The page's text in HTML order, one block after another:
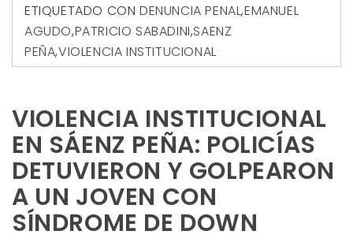
ETIQUETADO CON DENUNCIA PENAL,EMANUEL
AGUDO,PATRICIO SABADINI,SAENZ
PEÑA,VIOLENCIA INSTITUCIONAL
VIOLENCIA INSTITUCIONAL
EN SÁENZ PEÑA: POLICÍAS
DETUVIERON Y GOLPEARON
A UN JOVEN CON
SÍNDROME DE DOWN